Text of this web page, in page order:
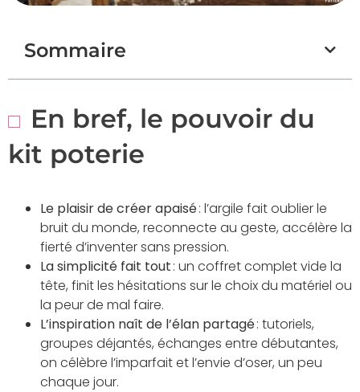
Sommaire
En bref, le pouvoir du
kit poterie
Le plaisir de créer apaisé: l’argile fait oublier le
bruit du monde, reconnecte au geste, accélère la
fierté d’inventer sans pression.
La simplicité fait tout: un coffret complet vide la
tête, finit les hésitations sur le choix du matériel ou
la peur de mal faire.
L’inspiration naît de l’élan partagé: tutoriels,
groupes déjantés, échanges entre débutantes,
on célèbre l’imparfait et l’envie d’oser, un peu
chaque jour.